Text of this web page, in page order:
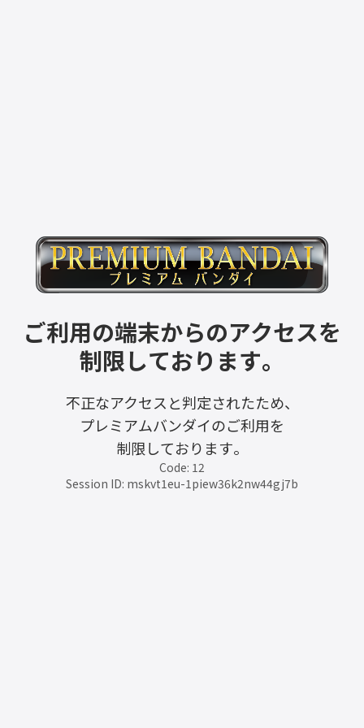
ご利用の端末からのアクセスを
制限しております。
不正なアクセスと判定されたため、
プレミアムバンダイのご利用を
制限しております。
Code: 12
Session ID: mskvt1eu-1piew36k2nw44gj7b